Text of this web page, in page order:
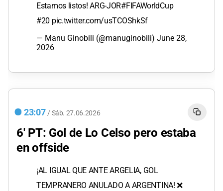
Estamos listos! ARG-JOR#FIFAWorldCup
#20 pic.twitter.com/usTCOShkSf
— Manu Ginobili (@manuginobili) June 28,
2026
23:07 / Sáb. 27.06.2026
6' PT: Gol de Lo Celso pero estaba
en offside
¡AL IGUAL QUE ANTE ARGELIA, GOL
TEMPRANERO ANULADO A ARGENTINA! ❌